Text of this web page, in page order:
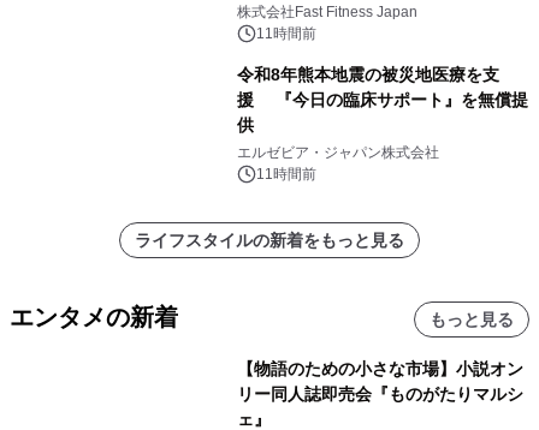
株式会社Fast Fitness Japan
11時間前
令和8年熊本地震の被災地医療を支
援 『今日の臨床サポート』を無償提
供
エルゼビア・ジャパン株式会社
11時間前
ライフスタイルの新着をもっと見る
エンタメの新着 もっと見る
【物語のための小さな市場】小説オン
リー同人誌即売会『ものがたりマルシ
ェ』